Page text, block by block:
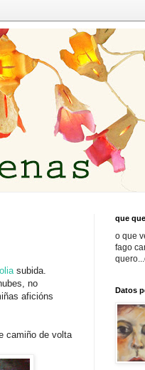
subida.
no
aficións
camiño de volta
que
o que
fago
Datos